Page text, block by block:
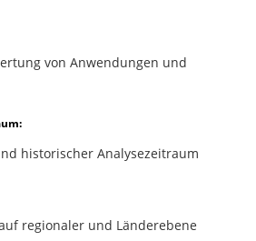
von Anwendungen und
historischer Analysezeitraum
regionaler und Länderebene